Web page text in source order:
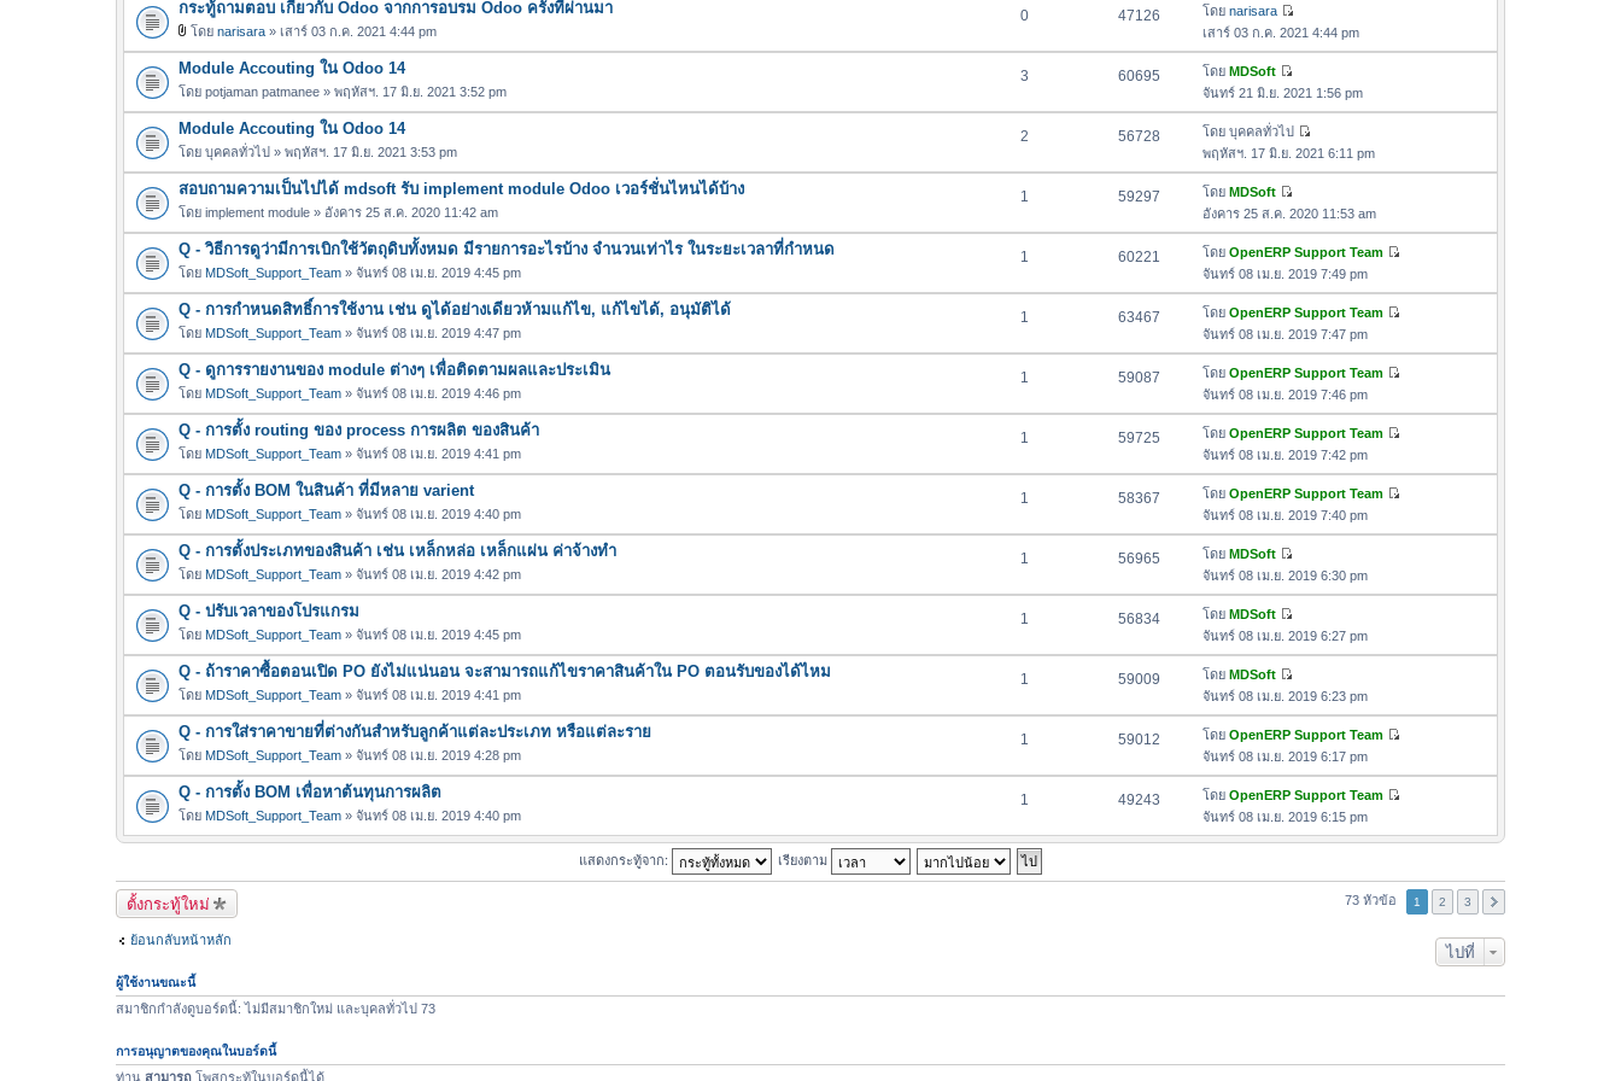
สุ
ม
ล่
สุ
ด
ค
ว
ม
ล่
า
สุ
กระทู้ถามตอบ เกี่ยวกับ Odoo จากการอบรม Odoo ครั้งที่ผ่านมา
ฟ
ล์
แ
น
บ
โดย narisara » เสาร์ 03 ก.ค. 2021 4:44 pm
0 47126 โดย narisara
ดู
ข้
ค
ว
า
ม
ล่
สุ
เสาร์ 03 ก.ค. 2021 4:44 pm
Module Accouting ใน Odoo 14
โดย potjaman patmanee » พฤหัสฯ. 17 มิ.ย. 2021 3:52 pm
3 60695 โดย MDSoft
ดู
ข้
อ
ค
ว
ม
ล่
า
สุ
จันทร์ 21 มิ.ย. 2021 1:56 pm
Module Accouting ใน Odoo 14
โดย บุคคลทั่วไป » พฤหัสฯ. 17 มิ.ย. 2021 3:53 pm
2 56728 โดย บุคคลทั่วไป
ดู
ข้
ค
ว
า
ม
ล่
า
สุ
พฤหัสฯ. 17 มิ.ย. 2021 6:11 pm
สอบถามความเป็นไปได้ mdsoft รับ implement module Odoo เวอร์ชั่นไหนได้บ้าง
โดย implement module » อังคาร 25 ส.ค. 2020 11:42 am
1 59297 โดย MDSoft
ดู
ข้
อ
ค
ว
า
ม
ล่
า
สุ
อังคาร 25 ส.ค. 2020 11:53 am
Q - วิธีการดูว่ามีการเบิกใช้วัตถุดิบทั้งหมด มีรายการอะไรบ้าง จำนวนเท่าไร ในระยะเวลาที่กำหนด
โดย MDSoft_Support_Team » จันทร์ 08 เม.ย. 2019 4:45 pm
1 60221 โดย OpenERP Support Team
ข้
ว
ล่
จันทร์ 08 เม.ย. 2019 7:49 pm
Q - การกำหนดสิทธิ์การใช้งาน เช่น ดูได้อย่างเดียวห้ามแก้ไข, แก้ไขได้, อนุมัติได้
โดย MDSoft_Support_Team » จันทร์ 08 เม.ย. 2019 4:47 pm
1 63467 โดย OpenERP Support Team
ข้
ว
ล่
จันทร์ 08 เม.ย. 2019 7:47 pm
Q - ดูการรายงานของ module ต่างๆ เพื่อติดตามผลและประเมิน
โดย MDSoft_Support_Team » จันทร์ 08 เม.ย. 2019 4:46 pm
1 59087 โดย OpenERP Support Team
ข้
ว
ล่
จันทร์ 08 เม.ย. 2019 7:46 pm
Q - การตั้ง routing ของ process การผลิต ของสินค้า
โดย MDSoft_Support_Team » จันทร์ 08 เม.ย. 2019 4:41 pm
1 59725 โดย OpenERP Support Team
ข้
ว
ล่
จันทร์ 08 เม.ย. 2019 7:42 pm
Q - การตั้ง BOM ในสินค้า ที่มีหลาย varient
โดย MDSoft_Support_Team » จันทร์ 08 เม.ย. 2019 4:40 pm
1 58367 โดย OpenERP Support Team
ข้
ว
ล่
จันทร์ 08 เม.ย. 2019 7:40 pm
Q - การตั้งประเภทของสินค้า เช่น เหล็กหล่อ เหล็กแผ่น ค่าจ้างทำ
โดย MDSoft_Support_Team » จันทร์ 08 เม.ย. 2019 4:42 pm
1 56965 โดย MDSoft
ดู
ข้
ค
ว
ม
ล่
า
สุ
จันทร์ 08 เม.ย. 2019 6:30 pm
Q - ปรับเวลาของโปรแกรม
โดย MDSoft_Support_Team » จันทร์ 08 เม.ย. 2019 4:45 pm
1 56834 โดย MDSoft
ดู
ข้
ค
ว
า
ม
ล่
า
สุ
ด
จันทร์ 08 เม.ย. 2019 6:27 pm
Q - ถ้าราคาซื้อตอนเปิด PO ยังไม่แน่นอน จะสามารถแก้ไขราคาสินค้าใน PO ตอนรับของได้ไหม
โดย MDSoft_Support_Team » จันทร์ 08 เม.ย. 2019 4:41 pm
1 59009 โดย MDSoft
ดู
ข้
อ
ค
ว
า
ม
ล่
สุ
จันทร์ 08 เม.ย. 2019 6:23 pm
Q - การใส่ราคาขายที่ต่างกันสำหรับลูกค้าแต่ละประเภท หรือแต่ละราย
โดย MDSoft_Support_Team » จันทร์ 08 เม.ย. 2019 4:28 pm
1 59012 โดย OpenERP Support Team
ข้
ว
ม
จันทร์ 08 เม.ย. 2019 6:17 pm
Q - การตั้ง BOM เพื่อหาต้นทุนการผลิต
โดย MDSoft_Support_Team » จันทร์ 08 เม.ย. 2019 4:40 pm
1 49243 โดย OpenERP Support Team
ข้
า
จันทร์ 08 เม.ย. 2019 6:15 pm
แสดงกระทู้จาก: เรียงตาม
ตั้งกระทู้ใหม่ 73 หัวข้อ 1 2 3
ย้อนกลับหน้าหลัก
ไปที่
ผู้ใช้งานขณะนี้
สมาชิกกำลังดูบอร์ดนี้: ไม่มีสมาชิกใหม่ และบุคลทั่วไป 73
การอนุญาตของคุณในบอร์ดนี้
ท่าน สามารถ โพสกระทู้ในบอร์ดนี้ได้